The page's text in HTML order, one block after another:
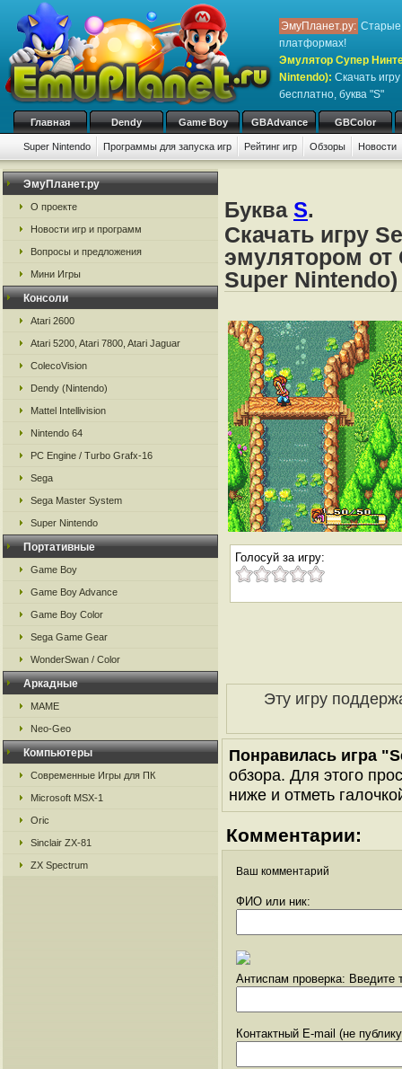
ЭмуПланет.ру: Старые
платформах!
Эмулятор Супер
Nintendo): Скачать игру
бесплатно, буква "S"
Главная Dendy Game Boy GBAdvance GBColor
Super Nintendo Программы для запуска игр Рейтинг игр Обзоры Новости
Игры: # A B C D E F G H I
ЭмуПланет.ру
О проекте
Новости игр и программ
Вопросы и предложения
Мини Игры
Консоли
Atari 2600
Atari 5200, Atari 7800, Atari Jaguar
ColecoVision
Dendy (Nintendo)
Mattel Intellivision
Nintendo 64
PC Engine / Turbo Grafx-16
Sega
Sega Master System
Super Nintendo
Портативные
Game Boy
Game Boy Advance
Game Boy Color
Sega Game Gear
WonderSwan / Color
Аркадные
MAME
Neo-Geo
Компьютеры
Современные Игры для ПК
Microsoft MSX-1
Oric
Sinclair ZX-81
ZX Spectrum
Буква S.
Скачать игру
эмулятором от
Super Nintendo)
Голосуй за игру:
Эту игру
Понравилась игра
обзора. Для этого
ниже и отметь
Комментарии:
Ваш комментарий
ФИО или ник:
Антиспам проверка: Введите
Контактный E-mail (не